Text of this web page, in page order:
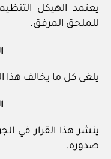
يعتمد الهيكل
للملحق المرفق.
يلغى كل ما يخالف هذا
ينشر هذا القرار في
صدوره.